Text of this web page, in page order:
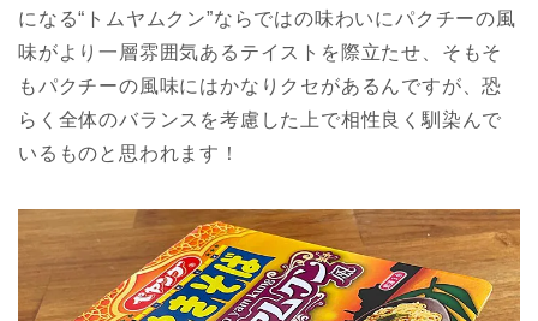
になる“トムヤムクン”ならではの味わいにパクチーの風
味がより一層雰囲気あるテイストを際立たせ、そもそ
もパクチーの風味にはかなりクセがあるんですが、恐
らく全体のバランスを考慮した上で相性良く馴染んで
いるものと思われます！